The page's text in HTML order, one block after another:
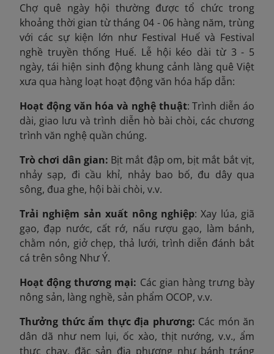
Chợ quê ngày hội thường được tổ chức trong
khoảng thời gian từ tháng 04 - 06 hàng năm, trùng
với các sự kiện lớn như Festival Huế và Festival
nghề truyền thống Huế. Lễ hội kéo dài từ 3 - 5
ngày, tái hiện sinh động khung cảnh làng quê Việt
xưa qua hàng loạt hoạt động văn hóa hấp dẫn:
Hoạt động văn hóa và nghệ thuật: Trình diễn áo
dài, giao lưu và trình diễn hò bài chòi, các chương
trình văn nghệ quần chúng.
Trò chơi dân gian: Bịt mắt đập om, bịt mắt bắt vịt,
nhảy sạp, đi cầu khỉ, nhảy bao bố, đu dây qua
sông, đua ghe, hội bài chòi, v.v.
Trải nghiệm sản xuất nông nghiệp: Xay lúa, giã
gạo, đạp nước, cất rớ, nấu rượu gạo, làm bánh,
chằm nón, giở chẹp, thả lưới, trình diễn đánh bắt
cá trên sông Như Ý.
Hoạt động thương mại: Các gian hàng trưng bày
nông sản, làng nghề, sản phẩm OCOP, v.v.
Thưởng thức ẩm thực địa phương: Các món ăn
dân dã như nem lụi, ốc xào, thịt nướng, v.v., ẩm
thực chay, đặc sản địa phương như bánh tráng